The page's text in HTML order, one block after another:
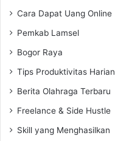
Cara Dapat Uang Online
Pemkab Lamsel
Bogor Raya
Tips Produktivitas Harian
Berita Olahraga Terbaru
Freelance & Side Hustle
Skill yang Menghasilkan